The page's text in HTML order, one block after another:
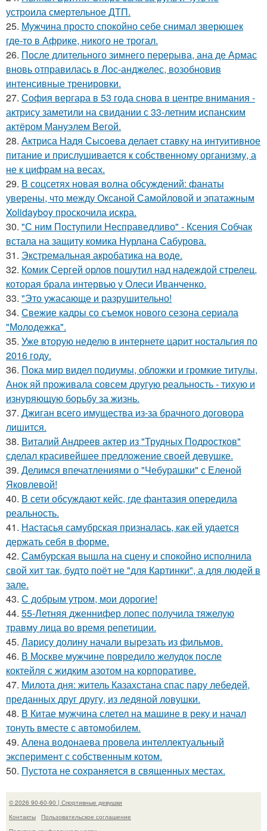
устроила смертельное ДТП.
25. Мужчина просто спокойно себе снимал зверюшек
где-то в Африке, никого не трогал.
26. После длительного зимнего перерыва, ана де Армас
вновь отправилась в Лос-анджелес, возобновив
интенсивные тренировки.
27. София вергара в 53 года снова в центре внимания -
актрису заметили на свидании с 33-летним испанским
актёром Мануэлем Вегой.
28. Актриса Надя Сысоева делает ставку на интуитивное
питание и прислушивается к собственному организму, а
не к цифрам на весах.
29. В соцсетях новая волна обсуждений: фанаты
уверены, что между Оксаной Самойловой и эпатажным
Xolidayboy проскочила искра.
30. "С ним Поступили Несправедливо" - Ксения Собчак
встала на защиту комика Нурлана Сабурова.
31. Экстремальная акробатика на воде.
32. Комик Сергей орлов пошутил над надеждой стрелец,
которая брала интервью у Олеси Иванченко.
33. "Это ужасающе и разрушительно!
34. Свежие кадры со съемок нового сезона сериала
"Молодежка".
35. Уже вторую неделю в интернете царит ностальгия по
2016 году.
36. Пока мир видел подиумы, обложки и громкие титулы,
Анок яй проживала совсем другую реальность - тихую и
изнуряющую борьбу за жизнь.
37. Джиган всего имущества из-за брачного договора
лишится.
38. Виталий Андреев актер из "Трудных Подростков"
сделал красивейшее предложение своей девушке.
39. Делимся впечатлениями о "Чебурашки" с Еленой
Яковлевой!
40. В сети обсуждают кейс, где фантазия опередила
реальность.
41. Настасья самубрская призналась, как ей удается
держать себя в форме.
42. Самбурская вышла на сцену и спокойно исполнила
свой хит так, будто поёт не "для Картинки", а для людей в
зале.
43. С добрым утром, мои дорогие!
44. 55-Летняя дженнифер лопес получила тяжелую
травму лица во время репетиции.
45. Ларису долину начали вырезать из фильмов.
46. В Москве мужчине повредило желудок после
коктейля с жидким азотом на корпоративе.
47. Милота дня: житель Казахстана спас пару лебедей,
преданных друг другу, из ледяной ловушки.
48. В Китае мужчина слетел на машине в реку и начал
тонуть вместе с автомобилем.
49. Алена водонаева провела интеллектуальный
эксперимент с собственным котом.
50. Пустота не сохраняется в священных местах.
© 2026 90-60-90 | Спортивные девушки
Контакты
Пользовательское соглашение